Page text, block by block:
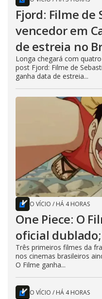
Fjord: Filme de
vencedor em
de estreia no
Longa chegará com
post Fjord: Filme de
ganha data de estreia...
O VÍCIO / HÁ 4 HORAS
One Piece: O
oficial
Três primeiros filmes da
nos cinemas brasileiros
O Filme ganha...
O VÍCIO / HÁ 4 HORAS